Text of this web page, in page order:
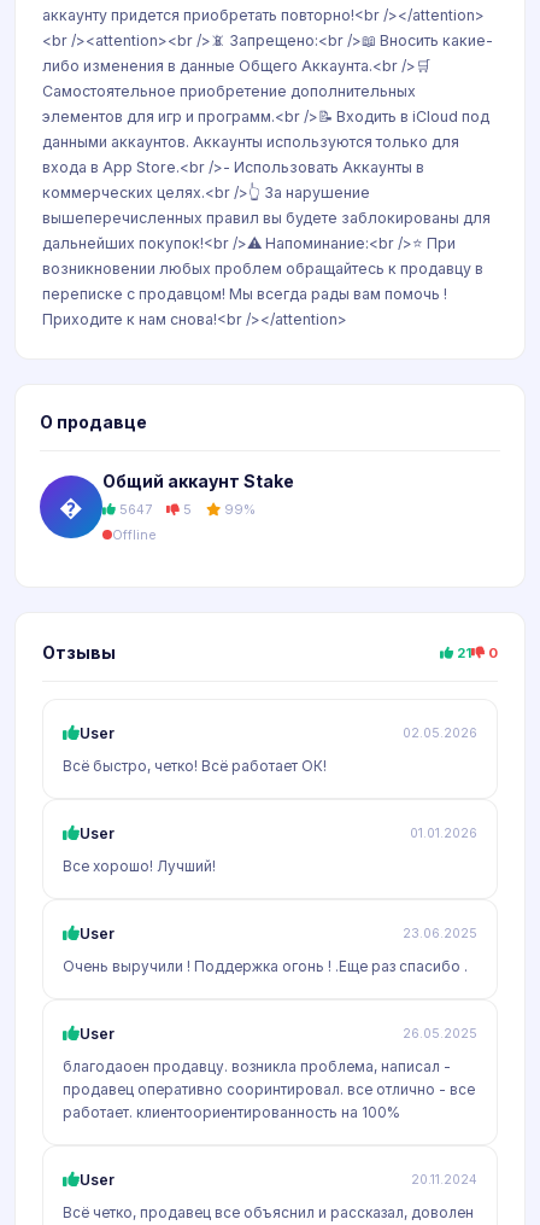
аккаунту придется приобретать повторно!<br /></attention>
<br /><attention><br />📵 Запрещено:<br />📖 Вносить какие-
либо изменения в данные Общего Аккаунта.<br />🛒
Самостоятельное приобретение дополнительных
элементов для игр и программ.<br />📝 Входить в iCloud под
данными аккаунтов. Аккаунты используются только для
входа в App Store.<br />- Использовать Аккаунты в
коммерческих целях.<br />👆 За нарушение
вышеперечисленных правил вы будете заблокированы для
дальнейших покупок!<br />⚠️ Напоминание:<br />⭐️ При
возникновении любых проблем обращайтесь к продавцу в
переписке с продавцом! Мы всегда рады вам помочь !
Приходите к нам снова!<br /></attention>
О продавце
�
Общий аккаунт Stake
5647 5 99%
Offline
Отзывы 21 0
User 02.05.2026
Всё быстро, четко! Всё работает ОК!
User 01.01.2026
Все хорошо! Лучший!
User 23.06.2025
Очень выручили ! Поддержка огонь ! .Еще раз спасибо .
User 26.05.2025
благодаоен продавцу. возникла проблема, написал -
продавец оперативно сооринтировал. все отлично - все
работает. клиентоориентированность на 100%
User 20.11.2024
Всё четко, продавец все объяснил и рассказал, доволен